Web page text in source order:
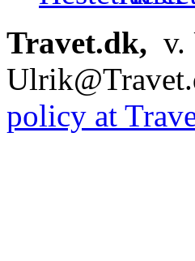
Travet.dk, v.
policy at